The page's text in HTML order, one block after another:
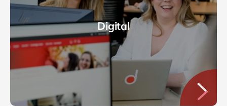
Digital